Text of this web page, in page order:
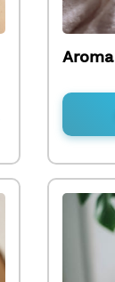
Aroma